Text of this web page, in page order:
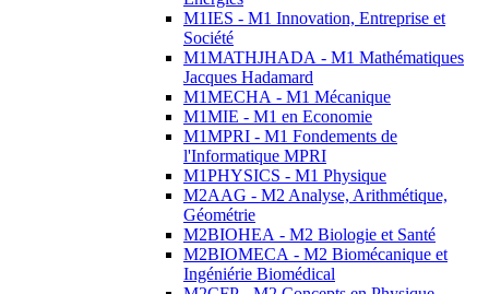
M1IES - M1 Innovation, Entreprise et
Société
M1MATHJHADA - M1 Mathématiques
Jacques Hadamard
M1MECHA - M1 Mécanique
M1MIE - M1 en Economie
M1MPRI - M1 Fondements de
l'Informatique MPRI
M1PHYSICS - M1 Physique
M2AAG - M2 Analyse, Arithmétique,
Géométrie
M2BIOHEA - M2 Biologie et Santé
M2BIOMECA - M2 Biomécanique et
Ingéniérie Biomédical